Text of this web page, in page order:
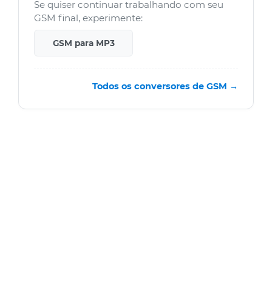
Se quiser continuar trabalhando com seu
GSM final, experimente:
GSM para MP3
Todos os conversores de GSM →